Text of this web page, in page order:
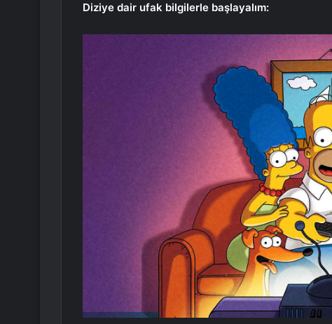
Diziye dair ufak bilgilerle başlayalım: